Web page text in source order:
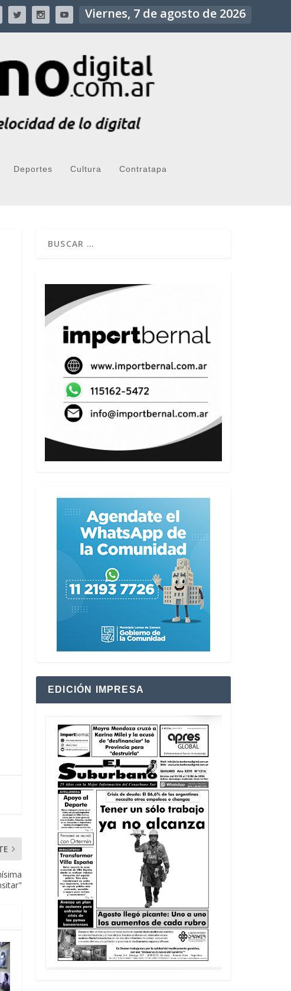
Viernes, 7 de agosto de 2026
Deportes Cultura Contratapa
EDICIÓN IMPRESA